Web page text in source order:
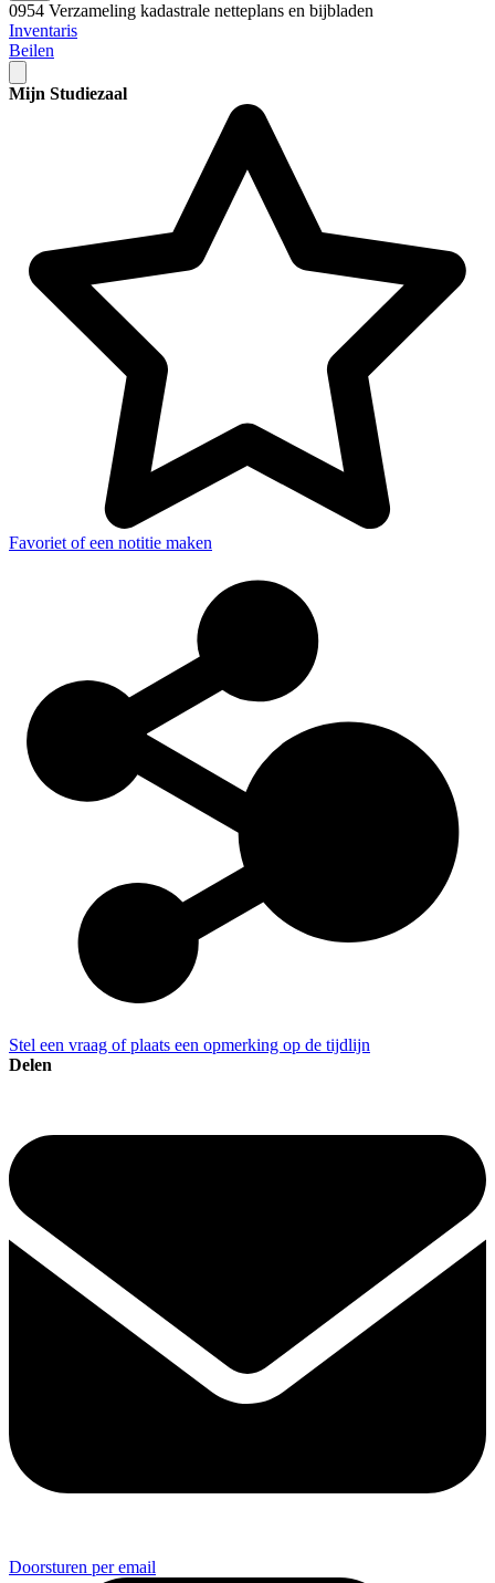
0954 Verzameling kadastrale netteplans en bijbladen
Inventaris
Beilen
Mijn Studiezaal
Favoriet of een notitie maken
Stel een vraag of plaats een opmerking op de tijdlijn
Delen
Doorsturen per email